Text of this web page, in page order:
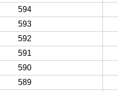
594
593
592
591
590
589